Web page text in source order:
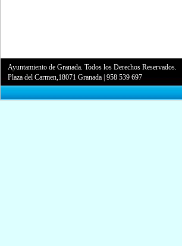
Ayuntamiento de Granada. Todos los Derechos Reservados.
Plaza del Carmen,18071 Granada |958 539 697